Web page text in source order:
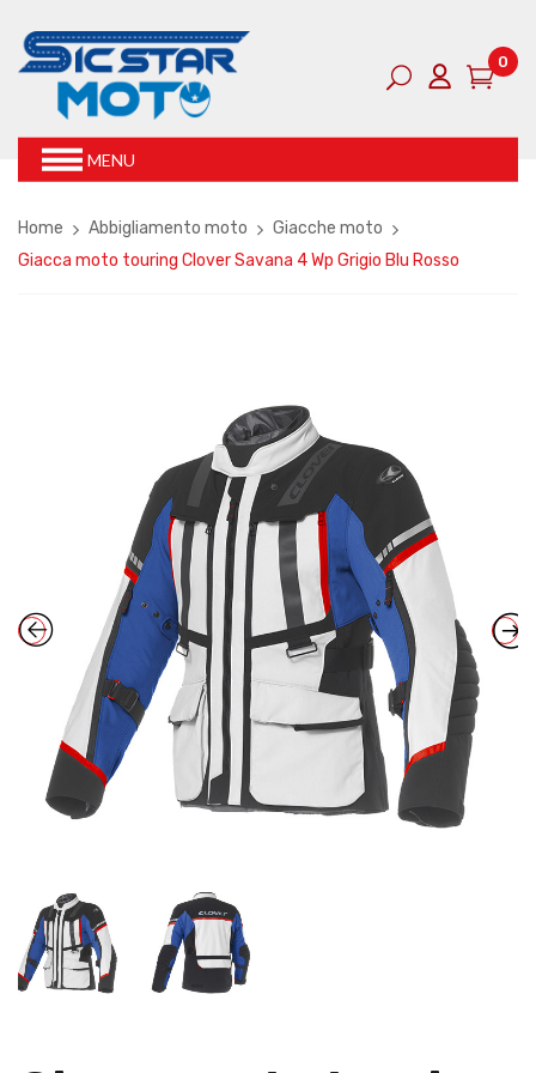
0
MENU
Home Abbigliamento moto
Giacche moto
Giacca moto touring Clover Savana 4 Wp Grigio Blu Rosso